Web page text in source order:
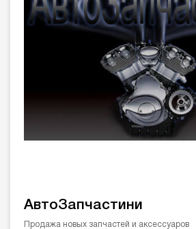
АвтоЗапчастини
Продажа новых запчастей и аксессуаров